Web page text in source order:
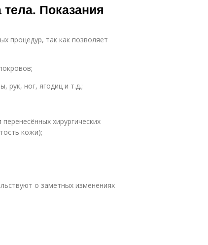
Показания
процедур, так как позволяет
рук, ног, ягодиц и т.д.;
хирургических
кожи);
о заметных изменениях